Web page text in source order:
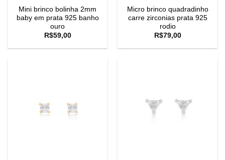
Mini brinco bolinha 2mm
baby em prata 925 banho
ouro
R$59,00
Micro brinco quadradinho
carre zirconias prata 925
rodio
R$79,00